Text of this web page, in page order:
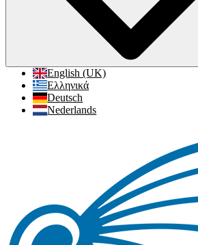
English (UK)
Ελληνικά
Deutsch
Nederlands